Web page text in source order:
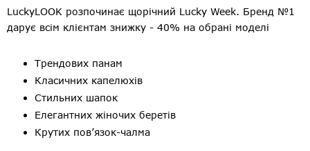
LuckyLOOK розпочинає щорічний Lucky Week. Бренд №1
дарує всім клієнтам знижку - 40% на обрані моделі
Трендових панам
Класичних капелюхів
Стильних шапок
Елегантних жіночих беретів
Крутих пов’язок-чалма